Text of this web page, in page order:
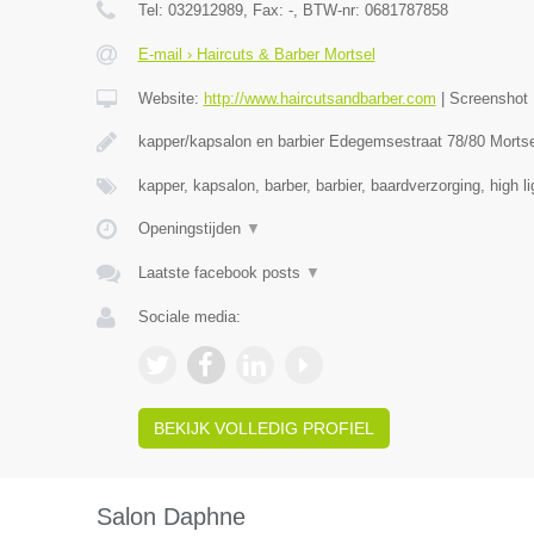
Tel: 032912989, Fax: -, BTW-nr: 0681787858
E-mail › Haircuts & Barber Mortsel
Website: http://www.haircutsandbarber.com Screenshot
kapper/kapsalon en barbier Edegemsestraat 78/80
kapper, kapsalon, barber, barbier, baardverzorging, high
Openingstijden ▼
Laatste facebook posts ▼
Sociale media:
BEKIJK VOLLEDIG PROFIEL
Salon Daphne